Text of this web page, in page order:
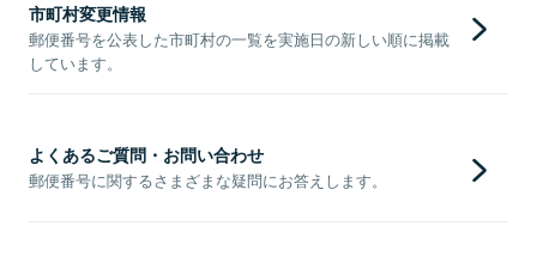
市町村変更情報
郵便番号を公表した市町村の一覧を実施日の新しい順に掲載
しています。
よくあるご質問・お問い合わせ
郵便番号に関するさまざまな疑問にお答えします。